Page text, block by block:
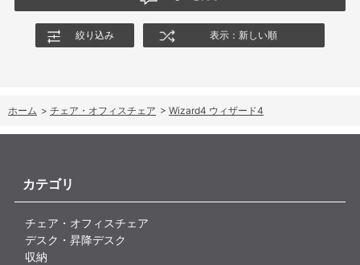
されることを期待します。
絞り込み 表示：新しい順
ホーム > チェア・オフィスチェア > Wizard4 ウィザード4
カテゴリ
チェア・オフィスチェア
デスク・昇降デスク
収納